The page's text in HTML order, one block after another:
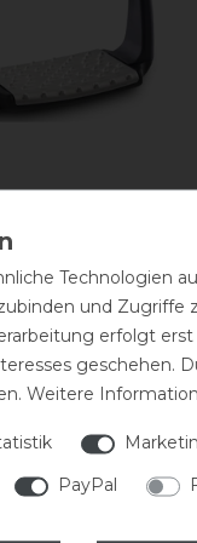
MERKEN
Technologien
und Zugriffe
erfolgt
geschehen.
Weitere
PayPal